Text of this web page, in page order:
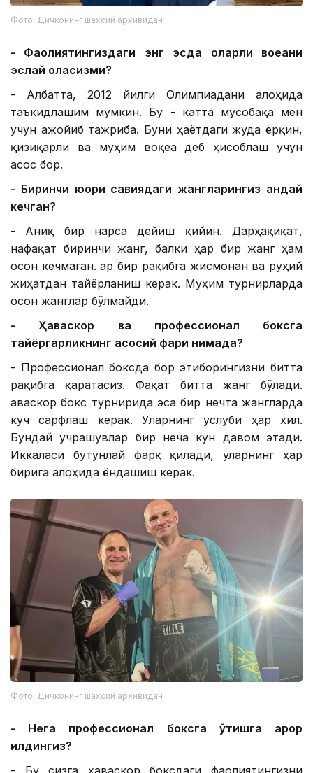
Фото: Дичконинг шахсий архивидан
- Фаолиятингиздаги энг эсда қоларли воқеани
эслай оласизми?
- Албатта, 2012 йилги Олимпиадани алоҳида
таъкидлашим мумкин. Бу - катта мусобақа мен
учун ажойиб тажриба. Буни ҳаётдаги жуда ёрқин,
қизиқарли ва муҳим воқеа деб ҳисоблаш учун
асос бор.
- Биринчи юқори савиядаги жангларингиз қандай
кечган?
- Аниқ бир нарса дейиш қийин. Дарҳақиқат,
нафақат биринчи жанг, балки ҳар бир жанг ҳам
осон кечмаган. Ҳар бир рақибга жисмонан ва руҳий
жиҳатдан тайёрланиш керак. Муҳим турнирларда
осон жанглар бўлмайди.
- Ҳаваскор ва профессионал боксга
тайёргарликнинг асосий фарқи нимада?
- Профессионал боксда бор этиборингизни битта
рақибга қаратасиз. Фақат битта жанг бўлади.
Ҳаваскор бокс турнирида эса бир нечта жангларда
куч сарфлаш керак. Уларнинг услуби ҳар хил.
Бундай учрашувлар бир неча кун давом этади.
Иккаласи бутунлай фарқ қилади, уларнинг ҳар
бирига алоҳида ёндашиш керак.
Фото: Дичконинг шахсий архивидан
- Нега профессионал боксга ўтишга қарор
қилдингиз?
- Бу сизга ҳаваскор боксдаги фаолиятингизни